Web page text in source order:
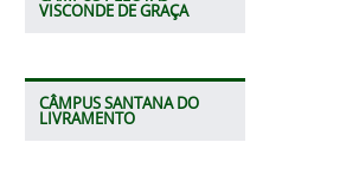
VISCONDE DE GRAÇA
CÂMPUS SANTANA DO
LIVRAMENTO